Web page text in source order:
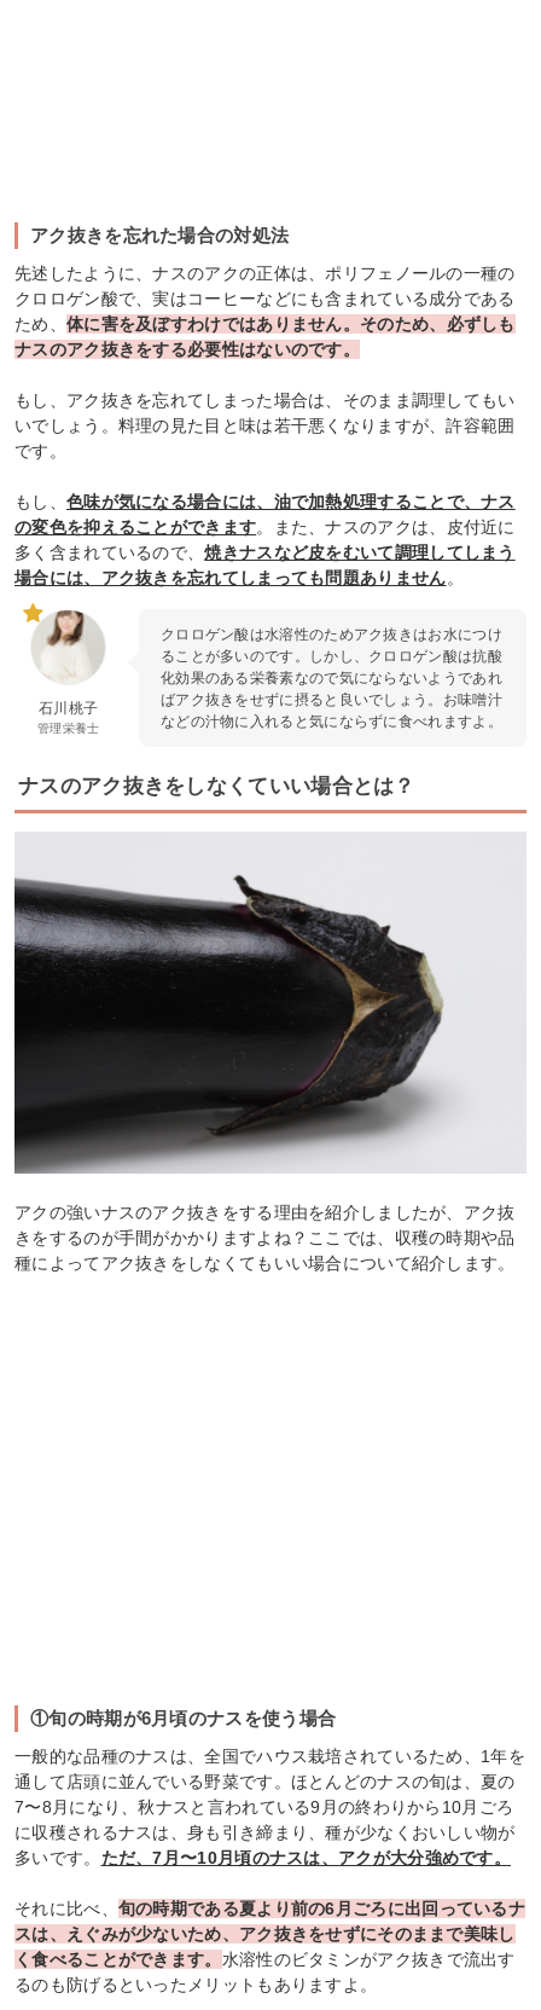
アク抜きを忘れた場合の対処法
先述したように、ナスのアクの正体は、ポリフェノールの一種の
クロロゲン酸で、実はコーヒーなどにも含まれている成分である
ため、 体に害を及ぼすわけではありません。そのため、必ずしも
ナスのアク抜きをする必要性はないのです。
もし、アク抜きを忘れてしまった場合は、そのまま調理してもい
いでしょう。料理の見た目と味は若干悪くなりますが、許容範囲
です。
もし、 色味が気になる場合には、油で加熱処理することで、ナス
の変色を抑えることができます。また、ナスのアクは、皮付近に
多く含まれているので、焼きナスなど皮をむいて調理してしまう
場合には、アク抜きを忘れてしまっても問題ありません。
石川桃子
管理栄養士
クロロゲン酸は水溶性のためアク抜きはお水につけ
ることが多いのです。しかし、クロロゲン酸は抗酸
化効果のある栄養素なので気にならないようであれ
ばアク抜きをせずに摂ると良いでしょう。お味噌汁
などの汁物に入れると気にならずに食べれますよ。
ナスのアク抜きをしなくていい場合とは？
アクの強いナスのアク抜きをする理由を紹介しましたが、アク抜
きをするのが手間がかかりますよね？ここでは、収穫の時期や品
種によってアク抜きをしなくてもいい場合について紹介します。
①旬の時期が6月頃のナスを使う場合
一般的な品種のナスは、全国でハウス栽培されているため、1年を
通して店頭に並んでいる野菜です。ほとんどのナスの旬は、夏の
7〜8月になり、秋ナスと言われている9月の終わりから10月ごろ
に収穫されるナスは、身も引き締まり、種が少なくおいしい物が
多いです。 ただ、7月〜10月頃のナスは、アクが大分強めです。
それに比べ、 旬の時期である夏より前の6月ごろに出回っているナ
スは、えぐみが少ないため、アク抜きをせずにそのままで美味し
く食べることができます。 水溶性のビタミンがアク抜きで流出す
るのも防げるといったメリットもありますよ。